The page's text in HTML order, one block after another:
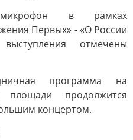
в рамках
Первых» - «О России
отмечены
программа на
площади продолжится
концертом.